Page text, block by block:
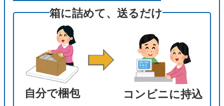
箱に詰めて、送るだけ
自分で梱包 コンビニに持込